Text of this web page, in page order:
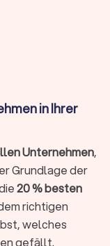
je nach Umfang
Für eine
1.500,-
oder
eines
Sie einen
Die KfW
und den
für
im Rahmen
in Ihrer
Unternehmen,
Grundlage der
20 % besten
richtigen
welches
gefällt.